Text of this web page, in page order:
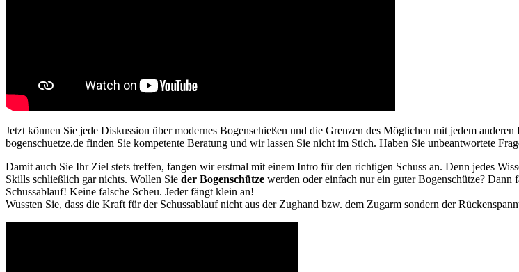
Jetzt können Sie jede Diskussion über modernes Bogenschießen und die Grenzen des Möglichen mit jedem
bogenschuetze.de finden Sie kompetente Beratung und wir lassen Sie nicht im Stich. Haben Sie unbeantwortete
Damit auch Sie Ihr Ziel stets treffen, fangen wir erstmal mit einem Intro für den richtigen Schuss an. Denn jedes
Skills schließlich gar nichts. Wollen Sie der Bogenschütze werden oder einfach nur ein guter Bogenschütze?
Schussablauf! Keine falsche Scheu. Jeder fängt klein an!
Wussten Sie, dass die Kraft für der Schussablauf nicht aus der Zughand bzw. dem Zugarm sondern der